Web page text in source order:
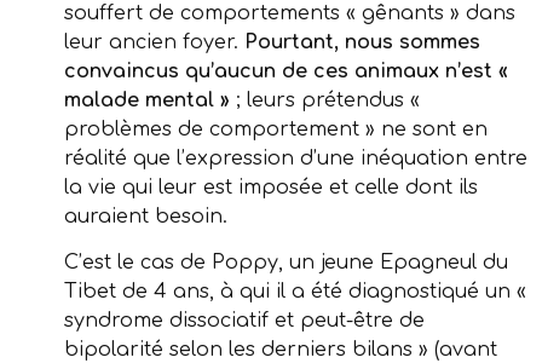
souffert de comportements « gênants » dans
leur ancien foyer. Pourtant, nous sommes
convaincus qu’aucun de ces animaux n’est «
malade mental » ; leurs prétendus «
problèmes de comportement » ne sont en
réalité que l’expression d’une inéquation entre
la vie qui leur est imposée et celle dont ils
auraient besoin.
C’est le cas de Poppy, un jeune Epagneul du
Tibet de 4 ans, à qui il a été diagnostiqué un «
syndrome dissociatif et peut-être de
bipolarité selon les derniers bilans » (avant